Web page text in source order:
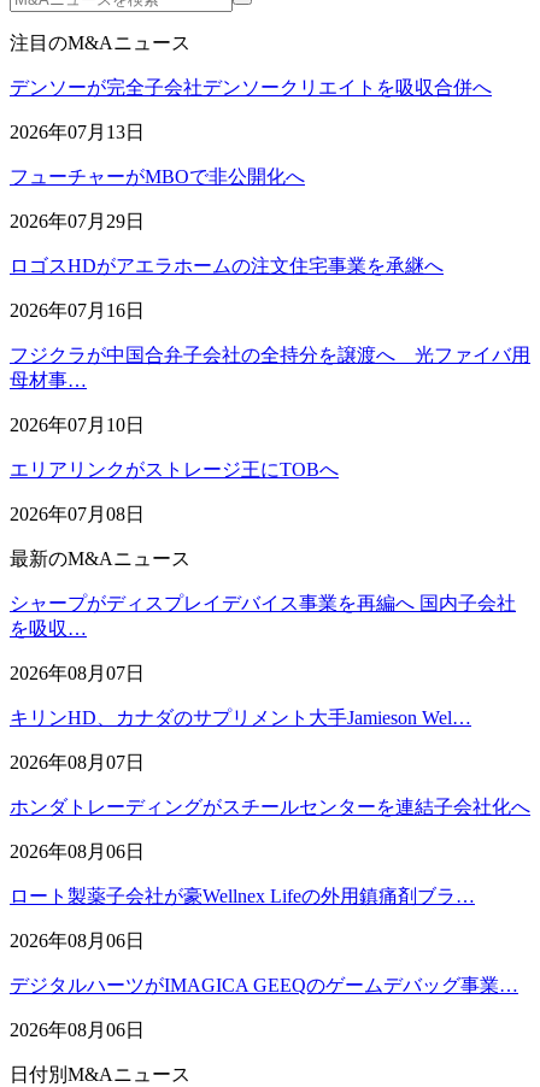
注目のM&Aニュース
デンソーが完全子会社デンソークリエイトを吸収合併へ
2026年07月13日
フューチャーがMBOで非公開化へ
2026年07月29日
ロゴスHDがアエラホームの注文住宅事業を承継へ
2026年07月16日
フジクラが中国合弁子会社の全持分を譲渡へ 光ファイバ用
母材事…
2026年07月10日
エリアリンクがストレージ王にTOBへ
2026年07月08日
最新のM&Aニュース
シャープがディスプレイデバイス事業を再編へ 国内子会社
を吸収…
2026年08月07日
キリンHD、カナダのサプリメント大手Jamieson Wel…
2026年08月07日
ホンダトレーディングがスチールセンターを連結子会社化へ
2026年08月06日
ロート製薬子会社が豪Wellnex Lifeの外用鎮痛剤ブラ…
2026年08月06日
デジタルハーツがIMAGICA GEEQのゲームデバッグ事業…
2026年08月06日
日付別M&Aニュース